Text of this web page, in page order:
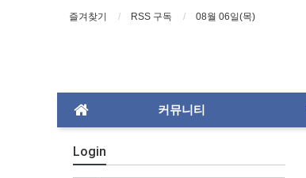
즐겨찾기 RSS 구독 08월 06일(목)
커뮤니티
Login